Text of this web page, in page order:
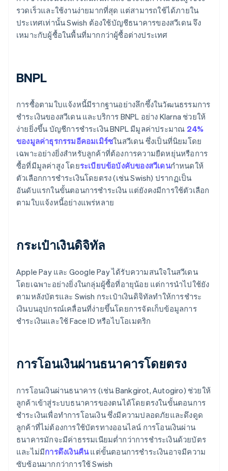
รวดเร็วและใช้งานง่ายมากที่สุด แต่สามารถใช้ได้ภายใน
ประเทศเท่านั้น Swish ต้องใช้บัญชีธนาคารของสวีเดน จึง
เหมาะกับผู้ซื้อในพื้นที่มากกว่าผู้ซื้อต่างประเทศ
BNPL
การซื้อตามใบแจ้งหนี้มีรากฐานอย่างลึกซึ้งในวัฒนธรรมการ
ชำระเงินของสวีเดน และบริการ BNPL อย่าง Klarna ช่วยให้
ง่ายยิ่งขึ้น บัญชีการชำระเงิน BNPL มีมูลค่าประมาณ 24%
ของมูลค่าธุรกรรมอีคอมเมิร์ซในสวีเดน ซึ่งเป็นที่นิยมโดย
เฉพาะอย่างยิ่งสำหรับลูกค้าที่ต้องการความยืดหยุ่นหรือการ
ซื้อที่มีมูลค่าสูง โดยระเบียบข้อบังคับของสวีเดนกำหนดให้
ตัวเลือกการชำระเงินโดยตรง (เช่น Swish) ปรากฏเป็น
อันดับแรกในขั้นตอนการชำระเงิน แต่ยังคงมีการใช้ตัวเลือก
ตามใบแจ้งหนี้อย่างแพร่หลาย
กระเป๋าเงินดิจิทัล
Apple Pay และ Google Pay ได้รับความสนใจในสวีเดน
โดยเฉพาะอย่างยิ่งในกลุ่มผู้ซื้อที่อายุน้อย แต่การนำไปใช้ยัง
ตามหลังบัตรและ Swish กระเป๋าเงินดิจิทัลทำให้การชำระ
เงินบนอุปกรณ์เคลื่อนที่ง่ายขึ้นโดยการจัดเก็บข้อมูลการ
ชำระเงินและใช้ Face ID หรือไบโอเมตริก
การโอนเงินผ่านธนาคารโดยตรง
การโอนเงินผ่านธนาคาร (เช่น Bankgirot, Autogiro) ช่วยให้
ลูกค้าเข้าสู่ระบบธนาคารของตนได้โดยตรงในขั้นตอนการ
ชำระเงินเพื่อทำการโอนเงิน ซึ่งมีความปลอดภัยและดึงดูด
ลูกค้าที่ไม่ต้องการใช้บัตรทางออนไลน์ การโอนเงินผ่าน
ธนาคารมักจะมีค่าธรรมเนียมต่ำกว่าการชำระเงินด้วยบัตร
และไม่มีการดึงเงินคืนแต่ขั้นตอนการชำระเงินอาจมีความ
ซับซ้อนมากกว่าการใช้ Swish